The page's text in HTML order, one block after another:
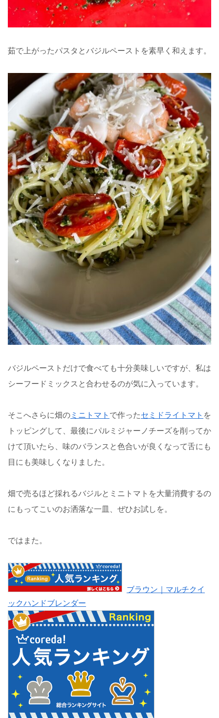
茹で上がったパスタとバジルペーストを素早く和えます。
バジルペーストだけで食べても十分美味しいですが、私は
シーフードミックスと合わせるのが気に入っています。
そこへさらに畑の ミニトマト で作ったセミドライトマト を
トッピングして、最後にパルミジャーノチーズを削ってか
けて頂いたら、味のバランスと色合いが良くなって舌にも
目にも美味しくなりました。
畑で売るほど採れるバジルとミニトマトを大量消費するの
にもってこいのお洒落な一皿、ぜひお試しを。
ではまた。
ブラウン｜マルチクイ
ックハンドブレンダー